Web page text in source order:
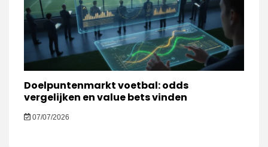
Doelpuntenmarkt voetbal: odds
vergelijken en value bets vinden
07/07/2026